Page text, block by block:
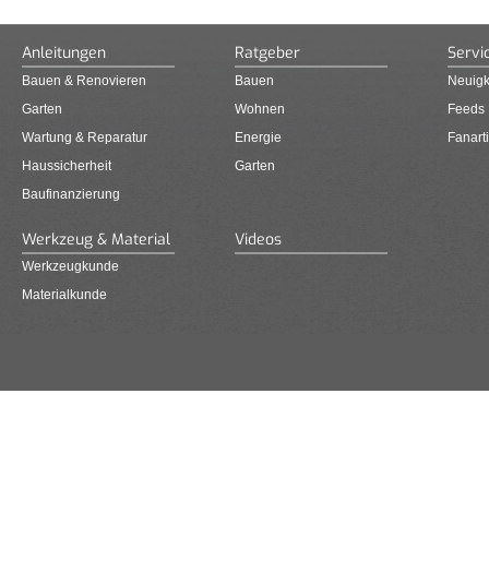
Anleitungen
Bauen & Renovieren
Garten
Wartung & Reparatur
Haussicherheit
Baufinanzierung
Ratgeber
Bauen
Wohnen
Energie
Garten
Feeds
Werkzeug & Material
Werkzeugkunde
Materialkunde
Videos